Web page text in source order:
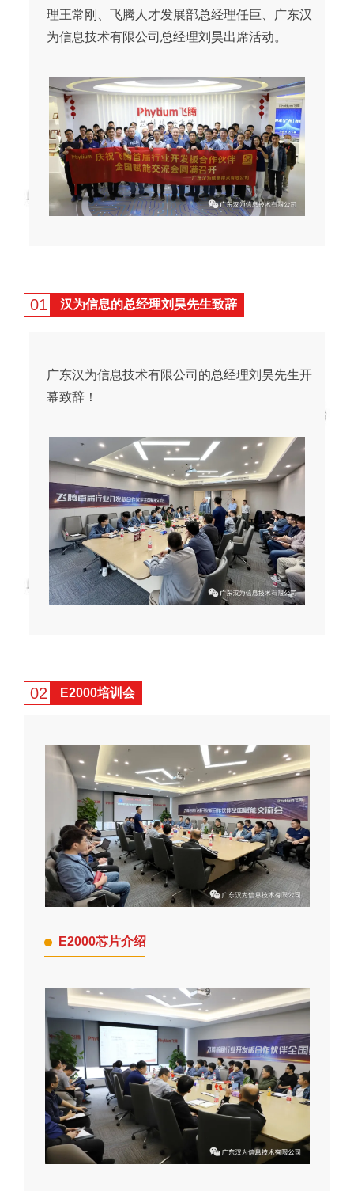
理王常刚、飞腾人才发展部总经理任巨、广东汉
为信息技术有限公司总经理刘昊出席活动。
01 汉为信息的总经理刘昊先生致辞
广东汉为信息技术有限公司的总经理刘昊先生开
幕致辞！
02 E2000培训会
E2000芯片介绍